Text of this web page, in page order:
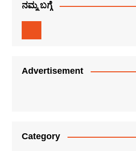
ನಮ್ಮ ಬಗ್ಗೆ
Advertisement
Category